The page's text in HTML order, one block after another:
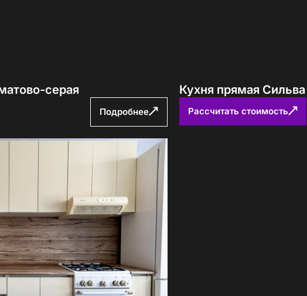
серая
Подробнее
Кухня прямая
Рассчитать стоимость
кухонь ПавМа,
2026 году